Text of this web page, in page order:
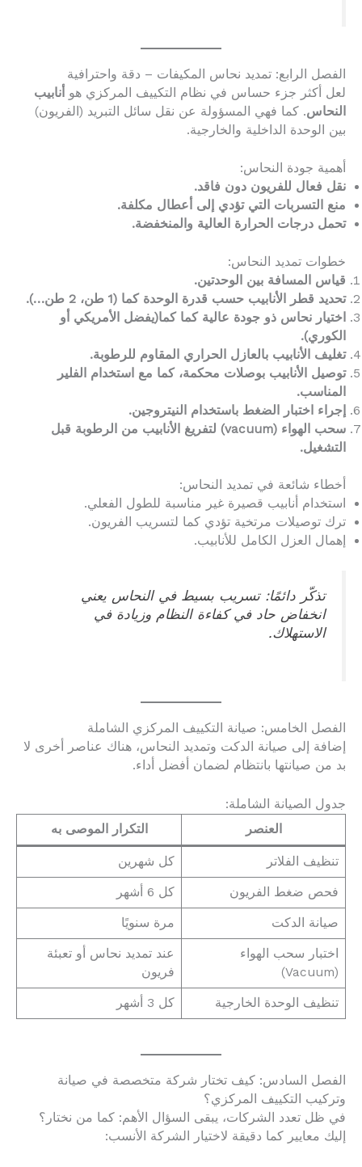
الفصل الرابع: تمديد نحاس المكيفات – دقة واحترافية
لعل أكثر جزء حساس في نظام التكييف المركزي هو أنابيب
النحاس. كما فهي المسؤولة عن نقل سائل التبريد (الفريون)
بين الوحدة الداخلية والخارجية.
أهمية جودة النحاس:
نقل فعال للفريون دون فاقد.
منع التسربات التي تؤدي إلى أعطال مكلفة.
تحمل درجات الحرارة العالية والمنخفضة.
خطوات تمديد النحاس:
قياس المسافة بين الوحدتين.
تحديد قطر الأنابيب حسب قدرة الوحدة كما (1 طن، 2 طن…).
اختيار نحاس ذو جودة عالية كما كما(يفضل الأمريكي أو
الكوري).
تغليف الأنابيب بالعازل الحراري المقاوم للرطوبة.
توصيل الأنابيب بوصلات محكمة، كما مع استخدام الفلير
المناسب.
إجراء اختبار الضغط باستخدام النيتروجين.
سحب الهواء (vacuum) لتفريغ الأنابيب من الرطوبة قبل
التشغيل.
أخطاء شائعة في تمديد النحاس:
استخدام أنابيب قصيرة غير مناسبة للطول الفعلي.
ترك توصيلات مرتخية تؤدي كما لتسريب الفريون.
إهمال العزل الكامل للأنابيب.
تذكّر دائمًا: تسريب بسيط في النحاس يعني
انخفاض حاد في كفاءة النظام وزيادة في
الاستهلاك.
الفصل الخامس: صيانة التكييف المركزي الشاملة
إضافة إلى صيانة الدكت وتمديد النحاس، هناك عناصر أخرى لا
بد من صيانتها بانتظام لضمان أفضل أداء.
جدول الصيانة الشاملة:
العنصر
التكرار الموصى به
تنظيف الفلاتر كل شهرين
فحص ضغط الفريون كل 6 أشهر
صيانة الدكت مرة سنويًا
اختبار سحب الهواء
(Vacuum)
عند تمديد نحاس أو تعبئة
فريون
تنظيف الوحدة الخارجية كل 3 أشهر
الفصل السادس: كيف تختار شركة متخصصة في صيانة
وتركيب التكييف المركزي؟
في ظل تعدد الشركات، يبقى السؤال الأهم: كما من نختار؟
إليك معايير كما دقيقة لاختيار الشركة الأنسب: